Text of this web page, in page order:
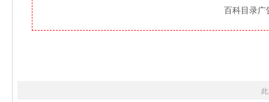
百科目录